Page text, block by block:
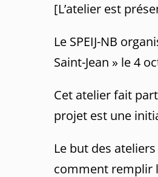
[L’atelier est
Le SPEIJ-NB
Saint-Jean » le 4
Cet atelier fait
projet est une
Le but des
comment remplir